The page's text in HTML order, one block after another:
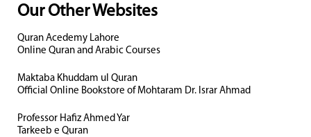
Our Other Websites
Quran Acedemy Lahore
Online Quran and Arabic Courses
Maktaba Khuddam ul Quran
Official Online Bookstore of Mohtaram Dr. Israr Ahmad
Professor Hafiz Ahmed Yar
Tarkeeb e Quran